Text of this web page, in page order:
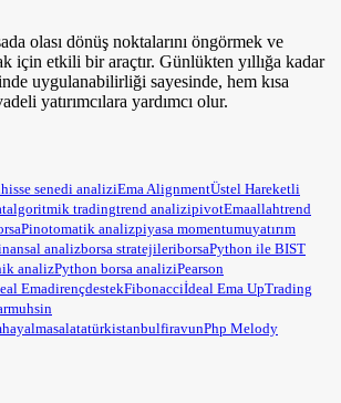
olası dönüş noktalarını öngörmek ve
için etkili bir araçtır. Günlükten yıllığa kadar
uygulanabilirliği sayesinde, hem kısa
yatırımcılara yardımcı olur.
hisse senedi analiziEma AlignmentÜstel Hareketli
algoritmik tradingtrend analizipivotEmaallahtrend
otomatik analizpiyasa momentumuyatırım
analizborsa stratejileriborsaPython ile BIST
analizPython borsa analiziPearson
EmadirençdestekFibonacciİdeal Ema UpTrading
muhsin
hayalmasalatatürkistanbulfiravunPhp Melody